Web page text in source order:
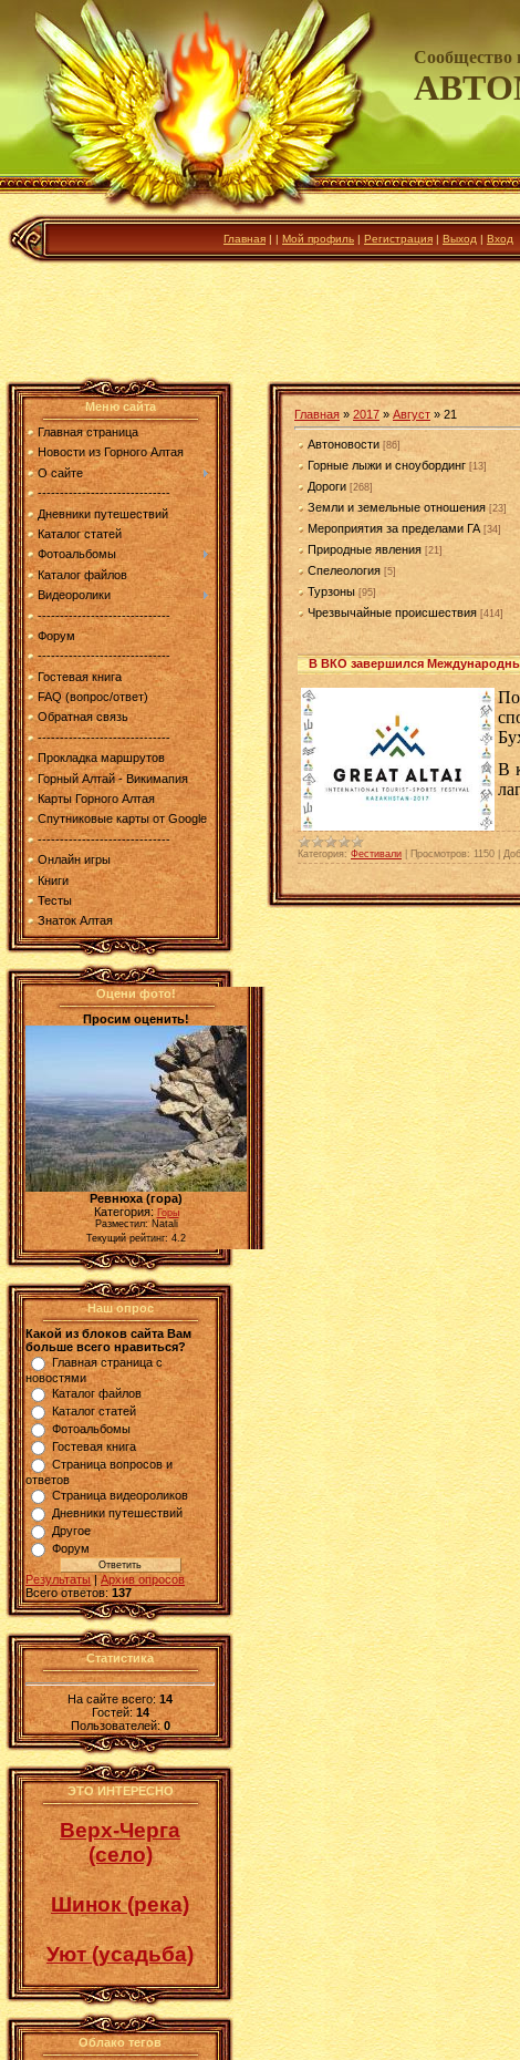
Сообщество
Главная | | Мой профиль | Регистрация | Выход | Вход
Меню сайта
Главная страница
Новости из Горного Алтая
О сайте
------------------------------
Дневники путешествий
Каталог статей
Фотоальбомы
Каталог файлов
Видеоролики
------------------------------
Форум
------------------------------
Гостевая книга
FAQ (вопрос/ответ)
Обратная связь
------------------------------
Прокладка маршрутов
Горный Алтай - Викимапия
Карты Горного Алтая
Спутниковые карты от Google
------------------------------
Онлайн игры
Книги
Тесты
Знаток Алтая
Оцени фото!
Просим оценить!
Ревнюха (гора)
Категория: Горы
Разместил: Natali
Текущий рейтинг: 4.2
Наш опрос
Какой из блоков сайта Вам
больше всего нравиться?
Главная страница с
новостями
Каталог файлов
Каталог статей
Фотоальбомы
Гостевая книга
Страница вопросов и
ответов
Страница видеороликов
Дневники путешествий
Другое
Форум
Результаты|Архив опросов
Всего ответов: 137
Статистика
На сайте всего:14
Гостей: 14
Пользователей: 0
ЭТО ИНТЕРЕСНО
Верх-Черга
(село)
Шинок (река)
Уют (усадьба)
Облако тегов
Главная » 2017 » Август » 21
Автоновости [86]
Горные лыжи и сноубординг [13]
Дороги [268]
Земли и земельные отношения [23]
Мероприятия за пределами ГА [34]
Природные явления [21]
Спелеология [5]
Турзоны [95]
Чрезвычайные происшествия [414]
В ВКО завершился
В
Категория: Фестивали Просмотров: 1150